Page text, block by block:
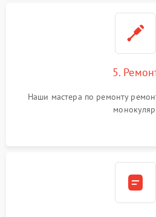
5.
Наши мастера по ремонту